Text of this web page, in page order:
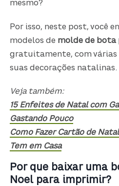
mesmo?
Por isso, neste post, você
modelos de molde de
gratuitamente, com várias
suas decorações
Veja também:
15 Enfeites de Natal com
Gastando Pouco
Como Fazer Cartão de
Tem em Casa
Por que baixar uma
Noel para imprimir?